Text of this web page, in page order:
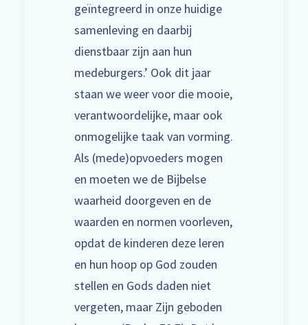
geïntegreerd in onze huidige
samenleving en daarbij
dienstbaar zijn aan hun
medeburgers.’ Ook dit jaar
staan we weer voor die mooie,
verantwoordelijke, maar ook
onmogelijke taak van vorming.
Als (mede)opvoeders mogen
en moeten we de Bijbelse
waarheid doorgeven en de
waarden en normen voorleven,
opdat de kinderen deze leren
en hun hoop op God zouden
stellen en Gods daden niet
vergeten, maar Zijn geboden